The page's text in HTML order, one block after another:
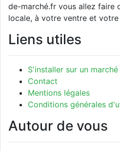
de-marché.fr vous allez faire
locale, à votre ventre et
Liens utiles
S'installer sur un marché
Contact
Mentions légales
Conditions générales
Autour de vous